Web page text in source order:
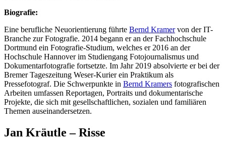
Biografie:
Eine berufliche Neuorientierung führte Bernd Kramervon der IT-
Branche zur Fotografie. 2014 begann er an der Fachhochschule
Dortmund ein Fotografie-Studium, welches er 2016 an der
Hochschule Hannover im Studiengang Fotojournalismus und
Dokumentarfotografie fortsetzte. Im Jahr 2019 absolvierte er bei der
Bremer Tageszeitung Weser-Kurier ein Praktikum als
Pressefotograf. Die Schwerpunkte in Bernd Kramers fotografischen
Arbeiten umfassen Reportagen, Portraits und dokumentarische
Projekte, die sich mit gesellschaftlichen, sozialen und familiären
Themen auseinandersetzen.
Jan Kräutle – Risse